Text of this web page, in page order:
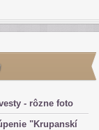
- rôzne foto
"Krupanskí